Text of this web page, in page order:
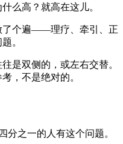
么高？就高在这儿。
个遍——理疗、牵引、正
。
双侧的，或左右交替。
，不是绝对的。
之一的人有这个问题。